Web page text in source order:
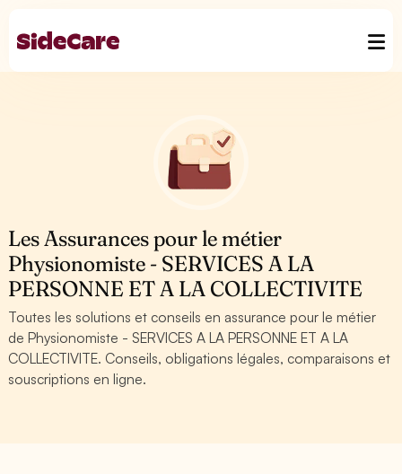
Les Assurances pour le métier
Physionomiste - SERVICES A LA
PERSONNE ET A LA COLLECTIVITE
Toutes les solutions et conseils en assurance pour le métier
de Physionomiste - SERVICES A LA PERSONNE ET A LA
COLLECTIVITE. Conseils, obligations légales, comparaisons et
souscriptions en ligne.